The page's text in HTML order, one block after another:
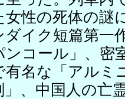
女性の死体の謎
ダイク短篇第一
ンコール」、密
有名な「アルミ
」、中国人の亡